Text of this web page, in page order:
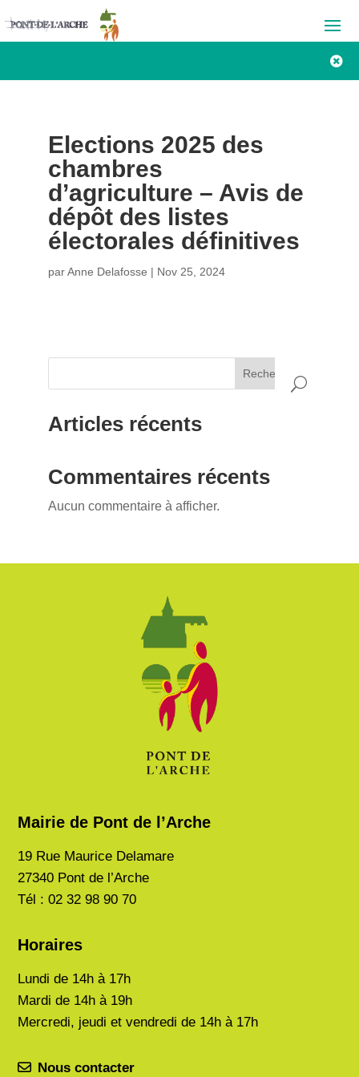

Elections 2025 des
chambres
d’agriculture – Avis de
dépôt des listes
électorales définitives
parAnne Delafosse | Nov 25, 2024
Rechercher
Articles récents
Commentaires récents
Aucun commentaire à afficher.
Mairie de Pont de l’Arche
19 Rue Maurice Delamare
27340 Pont de l’Arche
Tél : 02 32 98 90 70
Horaires
Lundi de 14h à 17h
Mardi de 14h à 19h
Mercredi, jeudi et vendredi de 14h à 17h
Nous contacter